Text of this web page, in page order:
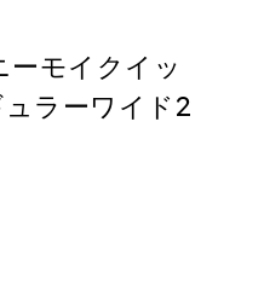
モイクイッ
ラーワイド2